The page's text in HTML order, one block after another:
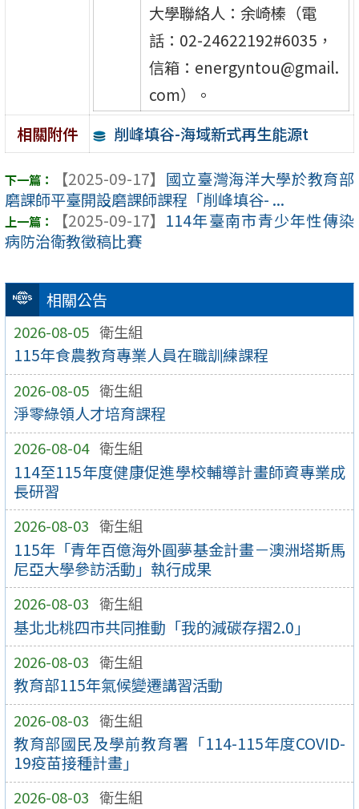
相關公告
2026-08-05 衛生組
115年食農教育專業人員在職訓練課程
2026-08-05 衛生組
淨零綠領人才培育課程
2026-08-04 衛生組
114至115年度健康促進學校輔導計畫師資專業成
長研習
2026-08-03 衛生組
115年「青年百億海外圓夢基金計畫－澳洲塔斯馬
尼亞大學參訪活動」執行成果
2026-08-03 衛生組
基北北桃四市共同推動「我的減碳存摺2.0」
2026-08-03 衛生組
教育部115年氣候變遷講習活動
2026-08-03 衛生組
教育部國民及學前教育署「114-115年度COVID-
19疫苗接種計畫」
2026-08-03 衛生組
大學聯絡人：余崎榛（電
話：02-24622192#6035，
信箱：energyntou@gmail.
com）。
相關附件
削峰填谷-海域新式再生能源t
【2025-09-17】 國立臺灣海洋大學於教育部
磨課師平臺開設磨課師課程「削峰填谷- ...
【2025-09-17】 114年臺南市青少年性傳染
病防治衛教徵稿比賽